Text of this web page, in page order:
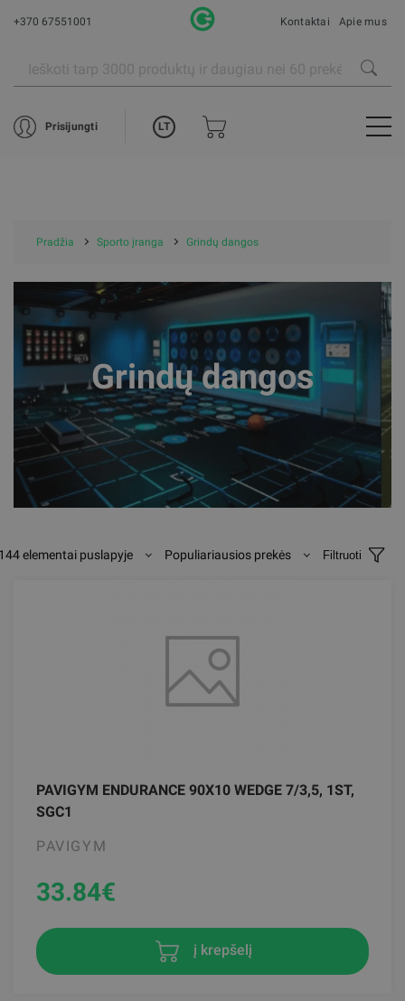
+370 67551001 Kontaktai Apie mus
Prisijungti LT
Pradžia Sporto įranga Grindų dangos
Grindų dangos
elementai puslapyje Populiariausios prekės Filtruoti
PAVIGYM ENDURANCE 90X10 WEDGE 7/3,5, 1ST,
SGC1
PAVIGYM
33.84€
į krepšelį